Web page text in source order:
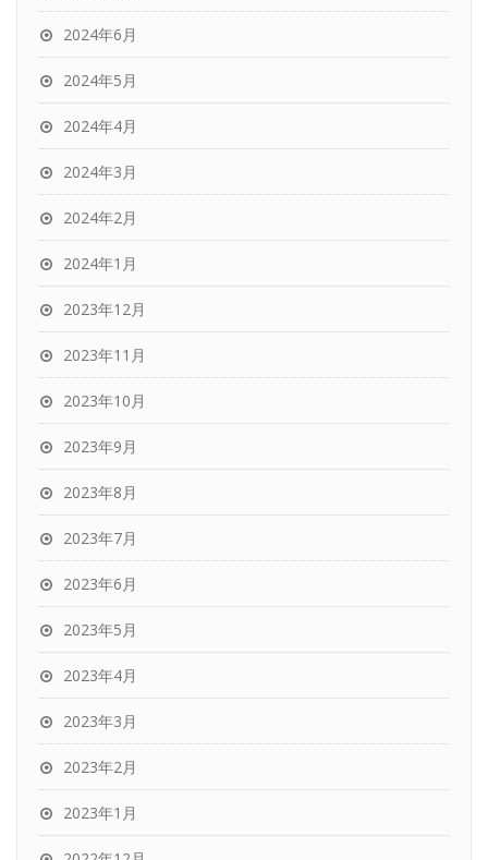
2024年6月
2024年5月
2024年4月
2024年3月
2024年2月
2024年1月
2023年12月
2023年11月
2023年10月
2023年9月
2023年8月
2023年7月
2023年6月
2023年5月
2023年4月
2023年3月
2023年2月
2023年1月